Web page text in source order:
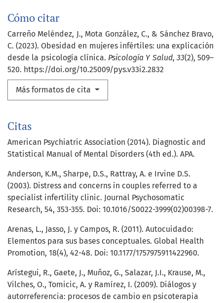
Cómo citar
Carreño Meléndez, J., Mota González, C., & Sánchez Bravo,
C. (2023). Obesidad en mujeres infértiles: una explicación
desde la psicología clínica. Psicología Y Salud, 33(2), 509–
520. https://doi.org/10.25009/pys.v33i2.2832
Más formatos de cita
Citas
American Psychiatric Association (2014). Diagnostic and
Statistical Manual of Mental Disorders (4th ed.). APA.
Anderson, K.M., Sharpe, D.S., Rattray, A. e Irvine D.S.
(2003). Distress and concerns in couples referred to a
specialist infertility clinic. Journal Psychosomatic
Research, 54, 353-355. Doi: 10.1016/S0022-3999(02)00398-7.
Arenas, L., Jasso, J. y Campos, R. (2011). Autocuidado:
Elementos para sus bases conceptuales. Global Health
Promotion, 18(4), 42-48. Doi: 10.1177/1757975911422960.
Arístegui, R., Gaete, J., Muñoz, G., Salazar, J.I., Krause, M.,
Vilches, O., Tomicic, A. y Ramírez, I. (2009). Diálogos y
autorreferencia: procesos de cambio en psicoterapia